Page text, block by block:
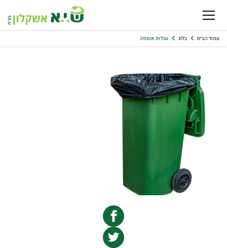
עמוד הבית בלוג עגלות אשפה